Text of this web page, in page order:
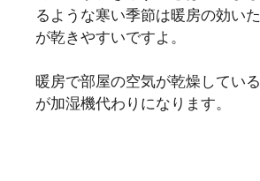
るような寒い季節は暖房の効い
が乾きやすいですよ。
暖房で部屋の空気が乾燥してい
が加湿機代わりになります。